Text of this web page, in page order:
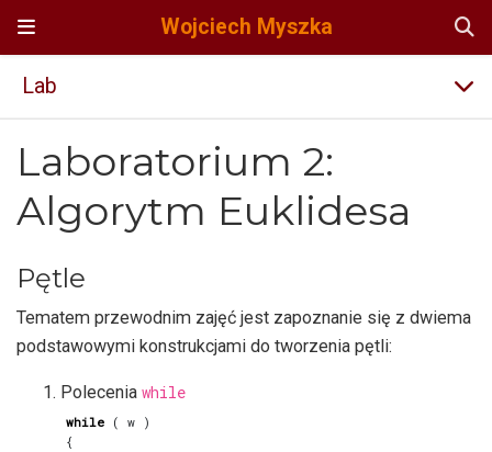
Wojciech Myszka
Lab
Laboratorium 2:
Algorytm Euklidesa
Pętle
Tematem przewodnim zajęć jest zapoznanie się z dwiema
podstawowymi konstrukcjami do tworzenia pętli:
Polecenia while
while ( w )
{